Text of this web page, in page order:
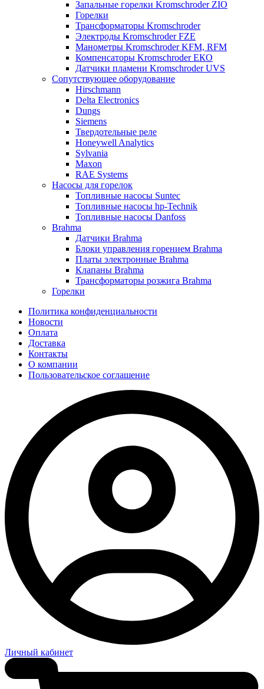
Запальные горелки Kromschroder ZIO
Горелки
Трансформаторы Kromschroder
Электроды Kromschroder FZE
Манометры Kromschroder KFM, RFM
Компенсаторы Kromschroder ЕКО
Датчики пламени Kromschroder UVS
Сопутствующее оборудование
Hirschmann
Delta Electronics
Dungs
Siemens
Твердотельные реле
Honeywell Analytics
Sylvania
Maxon
RAE Systems
Насосы для горелок
Топливные насосы Suntec
Топливные насосы hp-Technik
Топливные насосы Danfoss
Brahma
Датчики Brahma
Блоки управления горением Brahma
Платы электронные Brahma
Клапаны Brahma
Трансформаторы розжига Brahma
Горелки
Политика конфиденциальности
Новости
Оплата
Доставка
Контакты
О компании
Пользовательское соглашение
Личный кабинет